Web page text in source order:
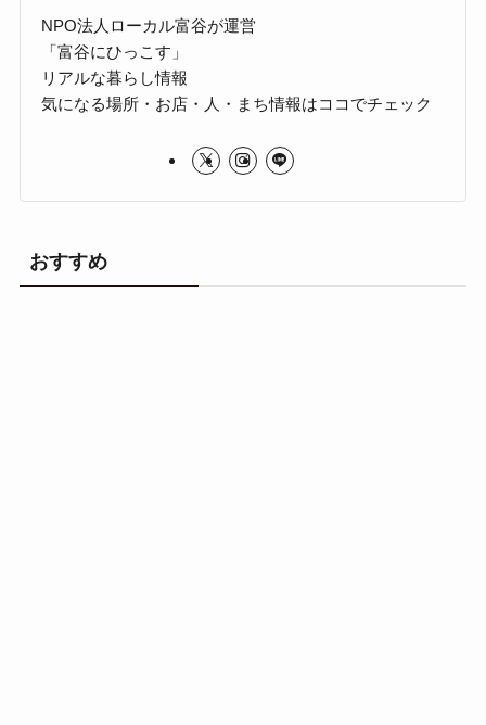
NPO法人ローカル富谷が運営
「富谷にひっこす」
リアルな暮らし情報
気になる場所・お店・人・まち情報はココでチェック
おすすめ